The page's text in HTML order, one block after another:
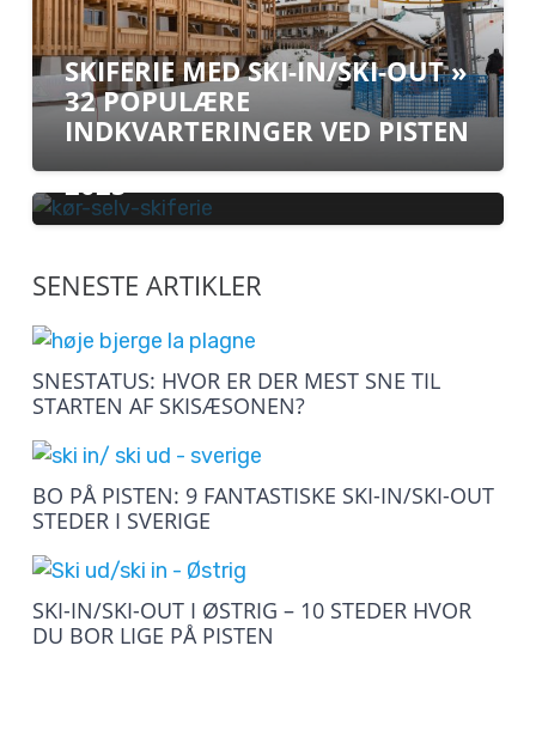
SKIFERIE MED SKI-IN/SKI-OUT »
32 POPULÆRE
INDKVARTERINGER VED PISTEN
2025
SENESTE ARTIKLER
SNESTATUS: HVOR ER DER MEST SNE TIL
STARTEN AF SKISÆSONEN?
BO PÅ PISTEN: 9 FANTASTISKE SKI-IN/SKI-OUT
STEDER I SVERIGE
SKI-IN/SKI-OUT I ØSTRIG – 10 STEDER HVOR
DU BOR LIGE PÅ PISTEN